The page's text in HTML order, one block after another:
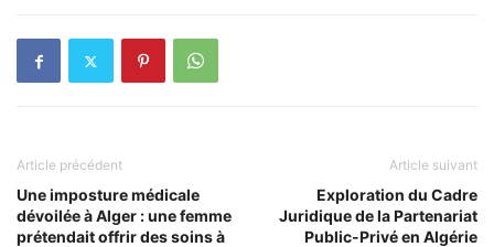
Article précédent
Une imposture médicale
dévoilée à Alger : une femme
prétendait offrir des soins à
Article suivant
Exploration du Cadre
Juridique de la Partenariat
Public-Privé en Algérie